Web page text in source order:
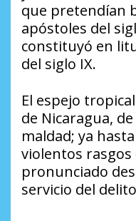
que pretendían
apóstoles del
constituyó en
del siglo IX.
El espejo
de Nicaragua,
maldad; ya
violentos rasgos
pronunciado
servicio del